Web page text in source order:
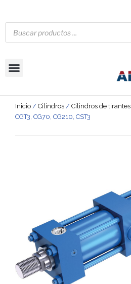
Inicio / Cilindros / Cilindros de tirantes
CGT3, CG70, CG210, CST3